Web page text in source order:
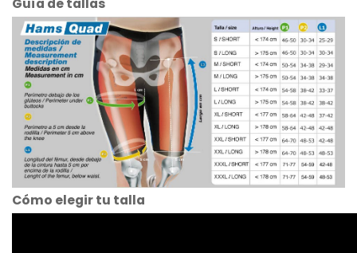
Cómo elegir tu talla